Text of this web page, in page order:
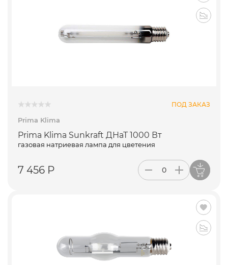
ПОД ЗАКАЗ
Prima Klima
Prima Klima Sunkraft ДНаТ 1000 Вт
газовая натриевая лампа для цветения
7 456 Р